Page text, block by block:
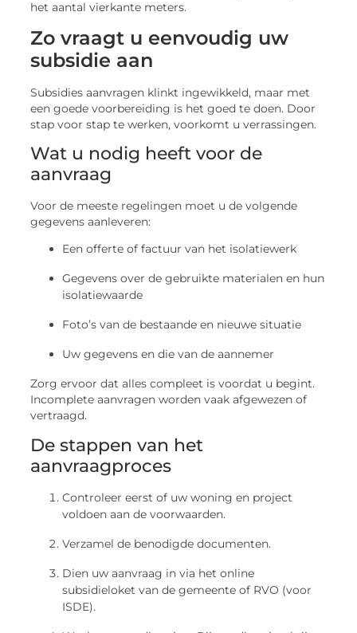
het aantal vierkante meters.
Zo vraagt u eenvoudig uw
subsidie aan
Subsidies aanvragen klinkt ingewikkeld, maar met
een goede voorbereiding is het goed te doen. Door
stap voor stap te werken, voorkomt u verrassingen.
Wat u nodig heeft voor de
aanvraag
Voor de meeste regelingen moet u de volgende
gegevens aanleveren:
Een offerte of factuur van het isolatiewerk
Gegevens over de gebruikte materialen en hun
isolatiewaarde
Foto’s van de bestaande en nieuwe situatie
Uw gegevens en die van de aannemer
Zorg ervoor dat alles compleet is voordat u begint.
Incomplete aanvragen worden vaak afgewezen of
vertraagd.
De stappen van het
aanvraagproces
Controleer eerst of uw woning en project
voldoen aan de voorwaarden.
Verzamel de benodigde documenten.
Dien uw aanvraag in via het online
subsidieloket van de gemeente of RVO (voor
ISDE).